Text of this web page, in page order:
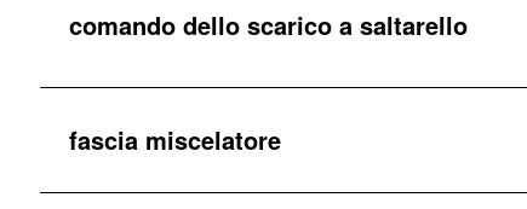
comando dello scarico a saltarello
fascia miscelatore